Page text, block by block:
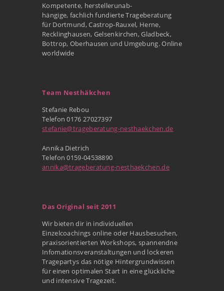
Kompetente, herstellerunab-
hängige, fachlich fundierte Trageberatung
für Dortmund, Castrop-Rauxel, Herne,
Recklinghausen, Gelsenkirchen, Gladbeck,
Bottrop, Oberhausen und Umgebung. Online
worldwide
Team Nesthäkchen
Stefanie Rebou
Telefon 0176 27027397
stefanie@trageberatung-nesthaekchen.de
Annika Dietrich
Telefon 0159-04538890
annika@trageberatung-nesthaekchen.de
Das Original seit 2011
Wir bieten dir in individuellen
Einzelcoachings online oder Hausbesuchen,
praxisorientierten Workshops, spannendne
Infomationsveranstaltungen und lockeren
Tragepartys das nötige Hintergrundwissen
für einen optimalen Start in eine glückliche
und intensive Tragezeit.